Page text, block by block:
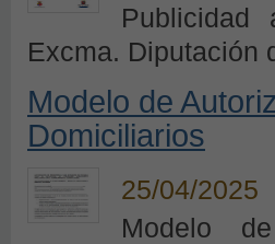
Publicidad
Excma. Diputación
Modelo de
Domiciliarios
25/04/2025
Modelo